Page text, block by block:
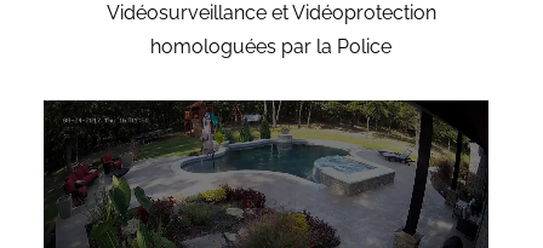
Vidéosurveillance et Vidéoprotection
homologuées par la Police